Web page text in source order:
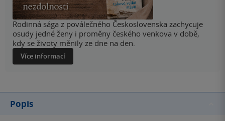
Rodinná sága z poválečného Československa zachycuje
osudy jedné ženy i proměny českého venkova v době,
kdy se životy měnily ze dne na den.
Více informací
Popis